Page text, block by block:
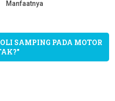
Manfaatnya
SAMPING PADA MOTOR